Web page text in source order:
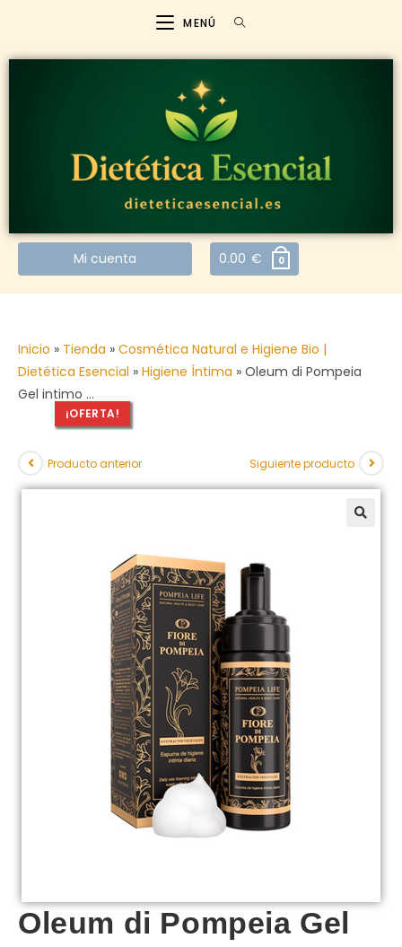
MENÚ
Mi cuenta 0.00 € 0
Inicio » Tienda » Cosmética Natural e Higiene Bio |
Dietética Esencial » Higiene Íntima » Oleum di Pompeia
Gel intimo …
¡OFERTA!
Producto anterior Siguiente producto
Oleum di Pompeia Gel